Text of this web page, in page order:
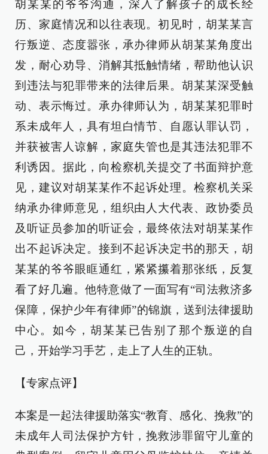
胡某某的爷爷沟通，深入了解孩子的成长经
历、家庭情况和以往表现。初见时，胡某某言
行叛逆、态度嚣张，承办律师从胡某某角度出
发，耐心劝导、消解其抵触情绪，帮助他认识
到违法与犯罪带来的法律后果。胡某某深受触
动、表示悔过。承办律师认为，胡某某犯罪时
系未成年人，具有坦白情节、自愿认罪认罚，
并获被害人谅解，家庭失管也是其违法犯罪不
利诱因。据此，向检察机关提交了书面辩护意
见，建议对胡某某作不起诉处理。检察机关采
纳承办律师意见，组织由人大代表、政协委员
及听证员参加的听证会，最终依法对胡某某作
出不起诉决定。接到不起诉决定书的那天，胡
某某的爷爷眼眶通红，紧紧攥着那张纸，反复
看了好几遍。他特意做了一面写有“司法救济多
保障，保护少年有律师”的锦旗，送到法律援助
中心。如今，胡某某已告别了那个叛逆的自
己，开始学习手艺，走上了人生的正轨。
【专家点评】
本案是一起法律援助落实“教育、感化、挽救”的
未成年人司法保护方针，挽救涉罪留守儿童的